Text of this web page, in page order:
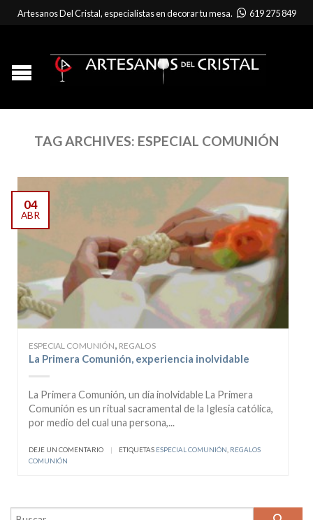
Artesanos Del Cristal, especialistas en decorar tu mesa. 619 275 849
TAG ARCHIVES: ESPECIAL COMUNIÓN
04
ABR
ESPECIAL COMUNIÓN, REGALOS
La Primera Comunión, experiencia inolvidable
La Primera Comunión, un día inolvidable La Primera
Comunión es un ritual sacramental de la Iglesia católica,
por medio del cual una persona,...
DEJE UN COMENTARIO | ETIQUETAS ESPECIAL COMUNIÓN REGALOS
COMUNIÓN